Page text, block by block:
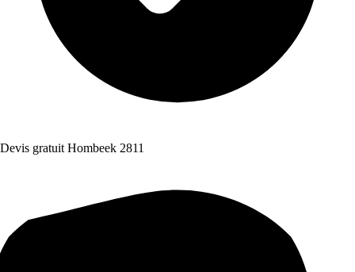
Devis gratuit Hombeek 2811